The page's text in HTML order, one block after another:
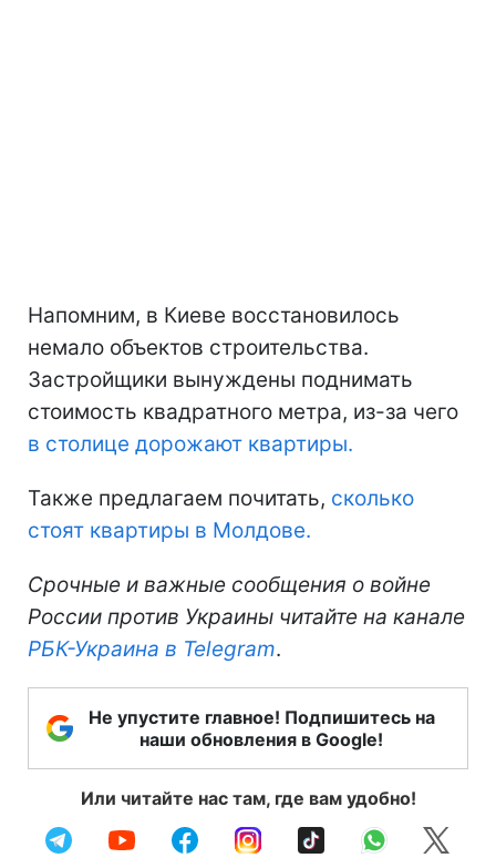
Напомним, в Киеве восстановилось
немало объектов строительства.
Застройщики вынуждены поднимать
стоимость квадратного метра, из-за чего
в столице дорожают квартиры.
Также предлагаем почитать, сколько
стоят квартиры в Молдове.
Срочные и важные сообщения о войне
России против Украины читайте на канале
РБК-Украина в Telegram.
Не упустите главное! Подпишитесь на
наши обновления в Google!
Или читайте нас там, где вам удобно!